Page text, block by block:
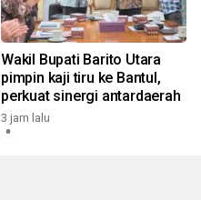
Wakil Bupati Barito Utara
pimpin kaji tiru ke Bantul,
perkuat sinergi antardaerah
3 jam lalu